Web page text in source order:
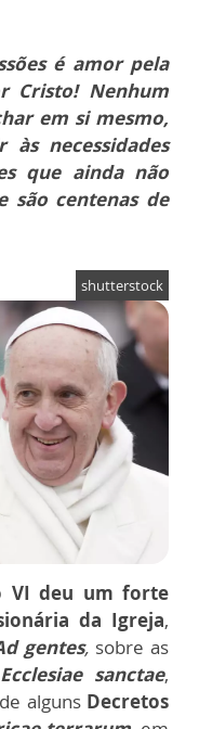
é amor pela
Cristo! Nenhum
em si mesmo,
necessidades
que ainda não
são centenas de
shutterstock
VI deu um forte
da Igreja,
gentes, sobre as
sanctae,
alguns Decretos